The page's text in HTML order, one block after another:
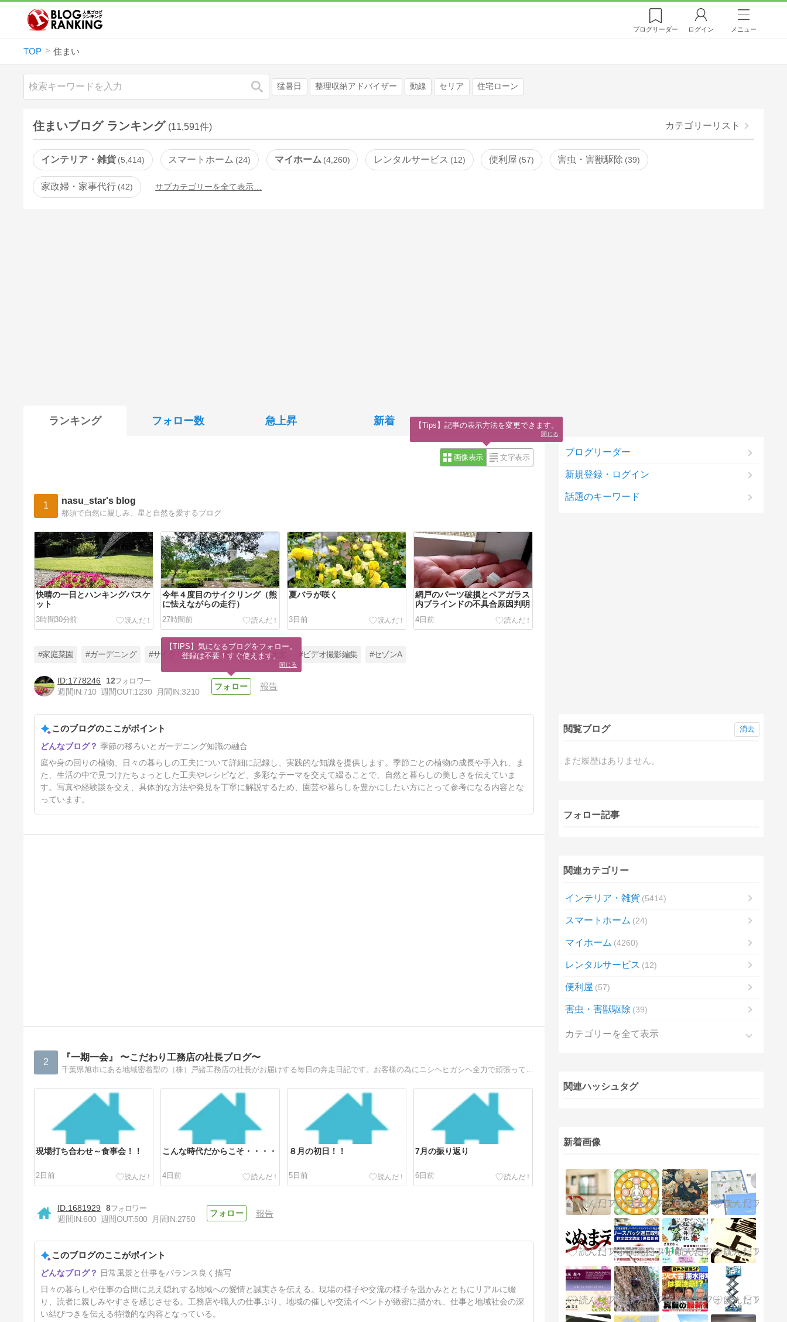
ブログリーダー ログイン メニュー
TOP 住まい
検索 猛暑日 整理収納アドバイザー 動線 セリア 住宅ローン
住まいブログ ランキング (11,591件) カテゴリーリスト
インテリア・雑貨 5,414 スマートホーム 24 マイホーム 4,260 レンタルサービス 12 便利屋 57 害虫・害獣駆除 39
家政婦・家事代行 42 サブカテゴリーを全て表示…
ランキング フォロー数 急上昇 新着
画像表示 文字表示
1 nasu_star's blog
那須で自然に親しみ、星と自然を愛するブログ
快晴の一日とハンキングバスケ
ット
3時間30分前
今年４度目のサイクリング（熊
に怯えながらの走行）
27時間前
夏バラが咲く
3日前
網戸のパーツ破損とペアガラス
内ブラインドの不具合原因判明
4日前
牧場へ
5日前
#家庭菜園 #ガーデニング #サイクリング #一条工務店 #天文 #ビデオ撮影編集 #セゾンA
1778246
12
週間IN:710 週間OUT:1230 月間IN:3210
報告
このブログのここがポイント
季節の移ろいとガーデニング知識の融合
庭や身の回りの植物、日々の暮らしの工夫について詳細に記録し、実践的な知識を提供します。季節ごとの植物の成長や手入れ、ま
た、生活の中で見つけたちょっとした工夫やレシピなど、多彩なテーマを交えて綴ることで、自然と暮らしの美しさを伝えていま
す。写真や経験談を交え、具体的な方法や発見を丁寧に解説するため、園芸や暮らしを豊かにしたい方にとって参考になる内容とな
っています。
2 『一期一会』 〜こだわり工務店の社長ブログ〜
現場打ち合わせ～食事会！！
2日前
こんな時代だからこそ・・・・
4日前
８月の初日！！
5日前
7月の振り返り
6日前
震度7の熊本地震が発生！！
9日前
1681929
8
週間IN:600 週間OUT:500 月間IN:2750
報告
このブログのここがポイント
日常風景と仕事をバランス良く描写
日々の暮らしや仕事の合間に見え隠れする地域への愛情と誠実さを伝える。現場の様子や交流の様子を温かみとともにリアルに綴
り、読者に親しみやすさを感じさせる。工務店や職人の仕事ぶり、地域の催しや交流イベントが緻密に描かれ、仕事と地域社会の深
い結びつきを伝える特徴的な内容となっている。
ブログリーダー
新規登録・ログイン
話題のキーワード
閲覧ブログ
まだ履歴はありません。
消去
フォロー記事
関連カテゴリー
インテリア・雑貨 5414
スマートホーム 24
マイホーム 4260
レンタルサービス 12
便利屋 57
害虫・害獣駆除 39
カテゴリーを全て表示
関連ハッシュタグ
新着画像
【TIPS】気になるブログをフォロー。
登録は不要！すぐ使えます。
閉じる
【Tips】記事の表示方法を変更できます。
閉じる